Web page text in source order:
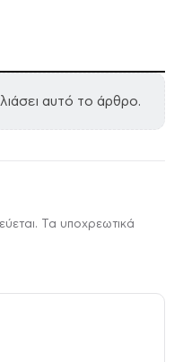
αυτό το άρθρο.
Τα υποχρεωτικά